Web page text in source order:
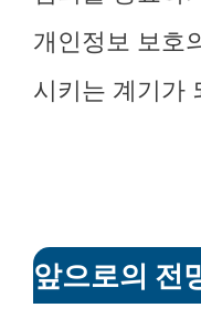
개인정보 보호
시키는 계기가
앞으로의 전